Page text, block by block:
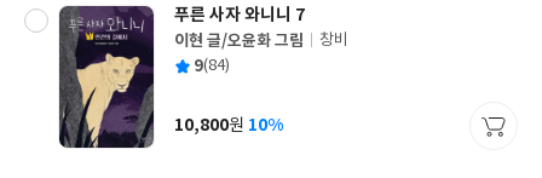
푸른 사자 와니니 7
글
쓴
이현 글/오윤화 그림
출
사
창비
평 9(84)
가
10,800원 10%